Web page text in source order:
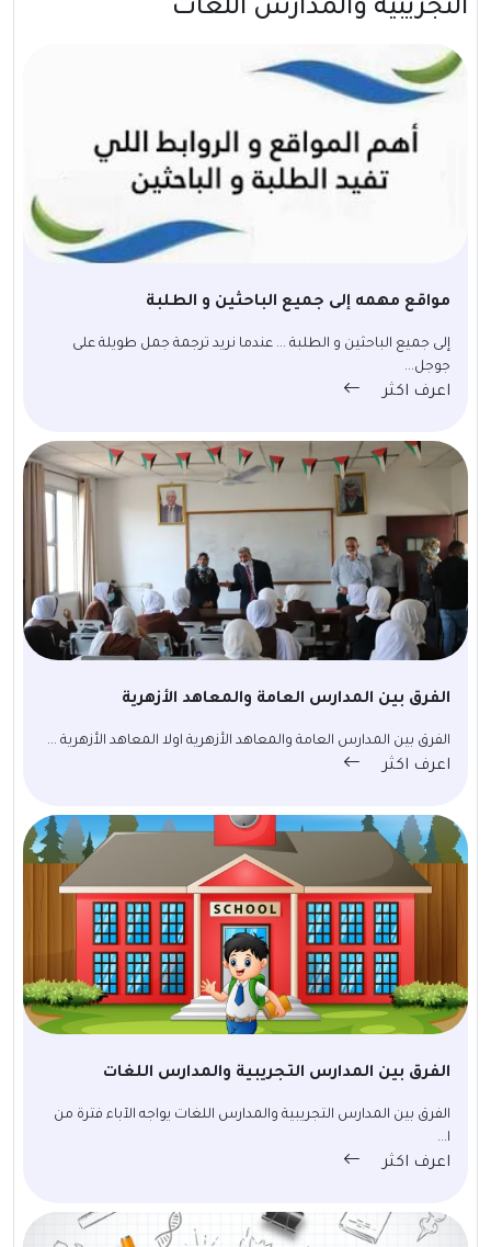
التجريبية والمدارس اللغات
مواقع مهمه إلى جميع الباحثين و الطلبة
إلى جميع الباحثين و الطلبة ... عندما نريد ترجمة جمل طويلة على
جوجل...
اعرف اكثر
الفرق بين المدارس العامة والمعاهد الأزهرية
الفرق بين المدارس العامة والمعاهد الأزهرية اولا المعاهد الأزهرية ...
اعرف اكثر
الفرق بين المدارس التجريبية والمدارس اللغات
الفرق بين المدارس التجريبية والمدارس اللغات يواجه الآباء فترة من
ا...
اعرف اكثر